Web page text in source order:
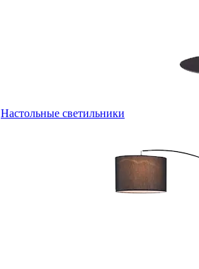
Настольные светильники